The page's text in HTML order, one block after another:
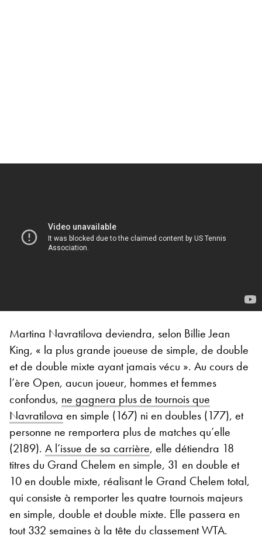
Martina Navratilova deviendra, selon Billie Jean
King, « la plus grande joueuse de simple, de double
et de double mixte ayant jamais vécu ». Au cours de
l’ère Open, aucun joueur, hommes et femmes
confondus, ne gagnera plus de tournois que
Navratilova en simple (167) ni en doubles (177), et
personne ne remportera plus de matches qu’elle
(2189). A l’issue de sa carrière, elle détiendra 18
titres du Grand Chelem en simple, 31 en double et
10 en double mixte, réalisant le Grand Chelem total,
qui consiste à remporter les quatre tournois majeurs
en simple, double et double mixte. Elle passera en
tout 332 semaines à la tête du classement WTA.